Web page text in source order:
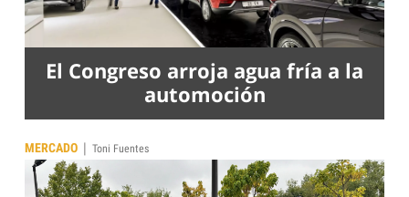
El Congreso arroja agua fría a la
automoción
MERCADO | Toni Fuentes